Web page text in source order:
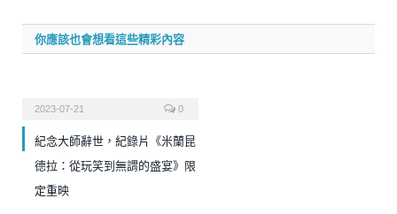
你應該也會想看這些精彩內容
2023-07-21 0
紀念大師辭世，紀錄片《米蘭昆
德拉：從玩笑到無謂的盛宴》限
定重映